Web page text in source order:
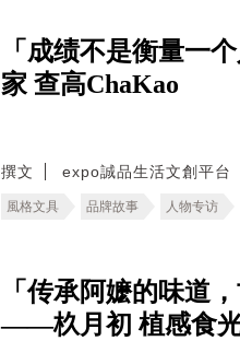
「成绩不是衡量一
家 查高ChaKao
撰文 expo誠品生活文創平台
風格文具 品牌故事 人物专访
「传承阿嬷的味道
——杦月初 植感食